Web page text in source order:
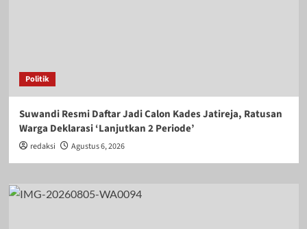
Politik
Suwandi Resmi Daftar Jadi Calon Kades Jatireja, Ratusan
Warga Deklarasi ‘Lanjutkan 2 Periode’
redaksi Agustus 6, 2026